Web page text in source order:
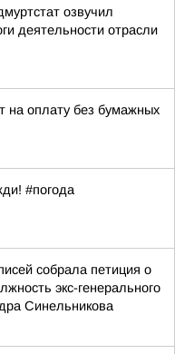
озвучил
деятельности отрасли
на оплату без бумажных
#погода
собрала петиция о
экс-генерального
Синельникова